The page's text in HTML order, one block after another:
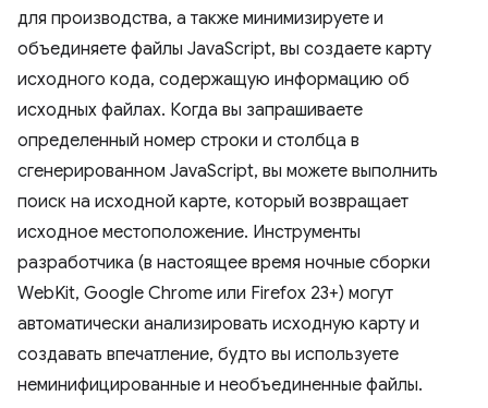
для производства, а также минимизируете и
объединяете файлы JavaScript, вы создаете карту
исходного кода, содержащую информацию об
исходных файлах. Когда вы запрашиваете
определенный номер строки и столбца в
сгенерированном JavaScript, вы можете выполнить
поиск на исходной карте, который возвращает
исходное местоположение. Инструменты
разработчика (в настоящее время ночные сборки
WebKit, Google Chrome или Firefox 23+) могут
автоматически анализировать исходную карту и
создавать впечатление, будто вы используете
неминифицированные и необъединенные файлы.